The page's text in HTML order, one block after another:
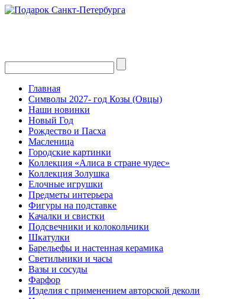
Главная
Символы 2027- год Козы (Овцы)
Наши новинки
Новый Год
Рождество и Пасха
Масленица
Городские картинки
Коллекция «Алиса в стране чудес»
Коллекция Золушка
Елочные игрушки
Предметы интерьера
Фигуры на подставке
Качалки и свистки
Подсвечники и колокольчики
Шкатулки
Барельефы и настенная керамика
Светильники и часы
Вазы и сосуды
Фарфор
Изделия с применением авторской деколи